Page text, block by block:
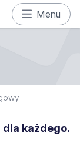
Menu
każdego.